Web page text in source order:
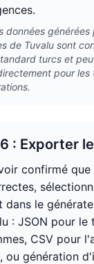
données
de Tuvalu sont
turcs et
pour les
: Exporter
confirmé que
le
: JSON pour le
CSV pour
ou génération